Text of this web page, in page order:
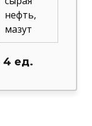
нефть,
мазут
4 ед.